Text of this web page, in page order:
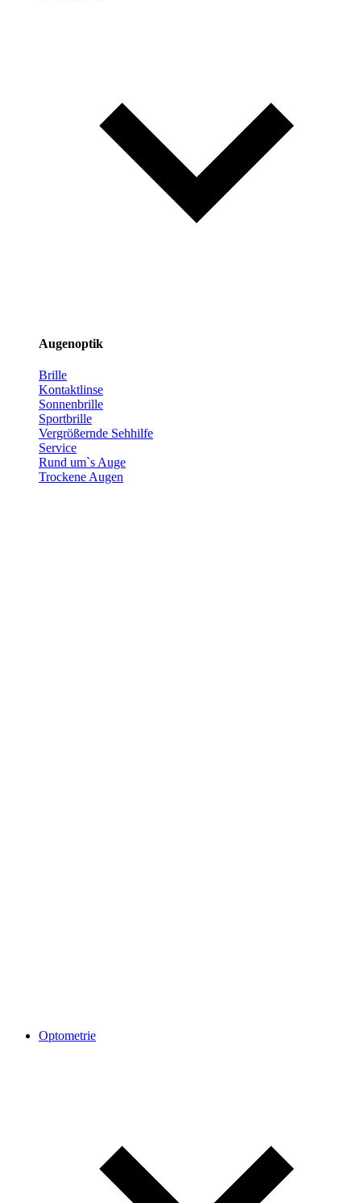
Augenoptik
Brille
Kontaktlinse
Sonnenbrille
Sportbrille
Vergrößernde Sehhilfe
Service
Rund um`s Auge
Trockene Augen
Optometrie